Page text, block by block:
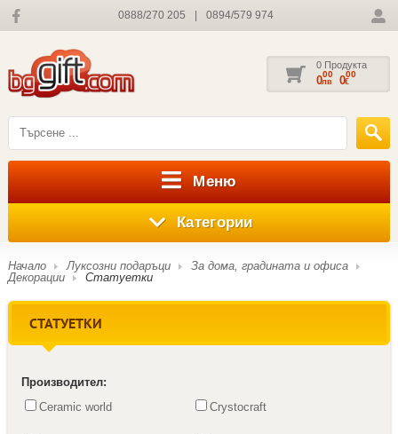
0888/270 205 0894/579 974
0 Продукта
000
лв 000
€
Меню
Категории
Начало Луксозни подаръци
За дома, градината и офиса
Декорации
Статуетки
СТАТУЕТКИ
Производител:
Ceramic world
Crystocraft